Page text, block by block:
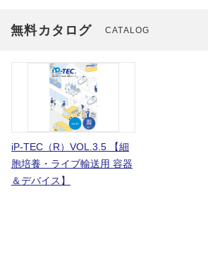
無料カタログ CATALOG
iP-TEC（R）VOL.3.5 【細
胞培養・ライブ輸送用 容器
＆デバイス】